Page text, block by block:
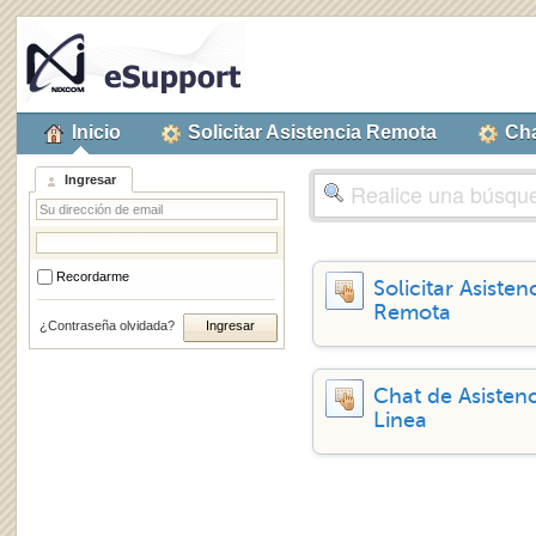
Inicio Solicitar Asistencia Remota
Ingresar
Recordarme
¿Contraseña olvidada?
Solicitar
Remota
Chat de
Linea